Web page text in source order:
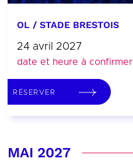
OL / STADE BRESTOIS
24 avril 2027
date et heure à confirmer
RÉSERVER
MAI 2027